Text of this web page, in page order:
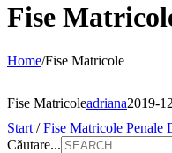
Fise
Home/Fise Matricole
Fise Matricoleadriana2019-
Start /Fise Matricole Penale
Căutare...